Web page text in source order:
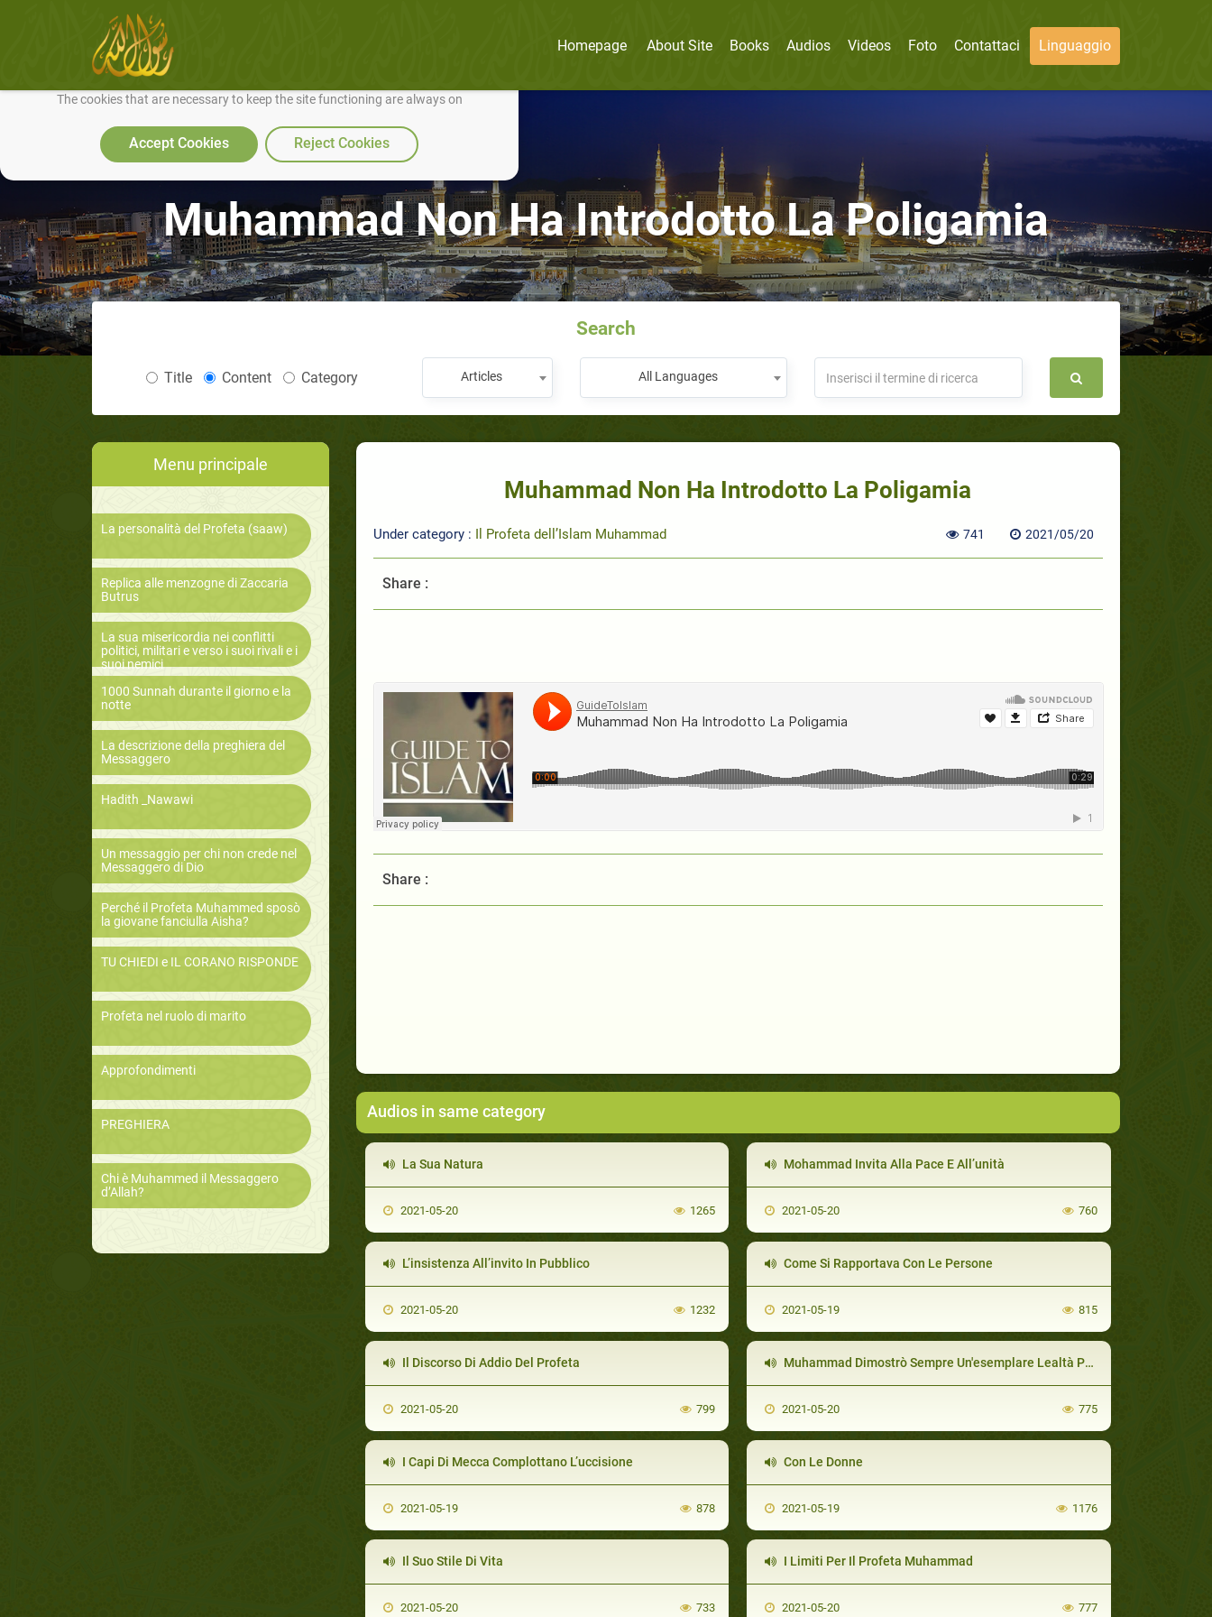
We use cookies to make our site work well for you and so we can continually improve it.
The cookies that are necessary to keep the site functioning are always on
Accept Cookies Reject Cookies
Homepage About Site Books Audios Videos Foto Contattaci Linguaggio
Muhammad Non Ha Introdotto La Poligamia
Search
Title Content Category Articles All Languages
Menu principale
La personalità del Profeta (saaw)
Replica alle menzogne di Zaccaria
Butrus
La sua misericordia nei conflitti
politici, militari e verso i suoi rivali e i
suoi nemici
1000 Sunnah durante il giorno e la
notte
La descrizione della preghiera del
Messaggero
Hadith _Nawawi
Un messaggio per chi non crede nel
Messaggero di Dio
Perché il Profeta Muhammed sposò
la giovane fanciulla Aisha?
TU CHIEDI e IL CORANO RISPONDE
Profeta nel ruolo di marito
Approfondimenti
PREGHIERA
Chi è Muhammed il Messaggero
d’Allah?
Muhammad Non Ha Introdotto La Poligamia
Under category : Il Profeta dell’Islam Muhammad 741 2021/05/20
Share :
Share :
Audios in same category
La Sua Natura
2021-05-20 1265
Mohammad Invita Alla Pace E All’unità
2021-05-20 760
L’insistenza All’invito In Pubblico
2021-05-20 1232
Come Si Rapportava Con Le Persone
2021-05-19 815
Il Discorso Di Addio Del Profeta
2021-05-20 799
Muhammad Dimostrò Sempre Un'esemplare Lealtà Per La Sua Prima Moglie
2021-05-20 775
I Capi Di Mecca Complottano L’uccisione
2021-05-19 878
Con Le Donne
2021-05-19 1176
Il Suo Stile Di Vita
2021-05-20 733
I Limiti Per Il Profeta Muhammad
2021-05-20 777